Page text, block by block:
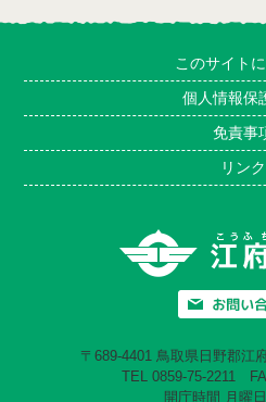
このサイト
個人情報保
免責事
リンク
〒689-4401 鳥取県日野郡江
TEL 0859-75-2211
開庁時間 月曜